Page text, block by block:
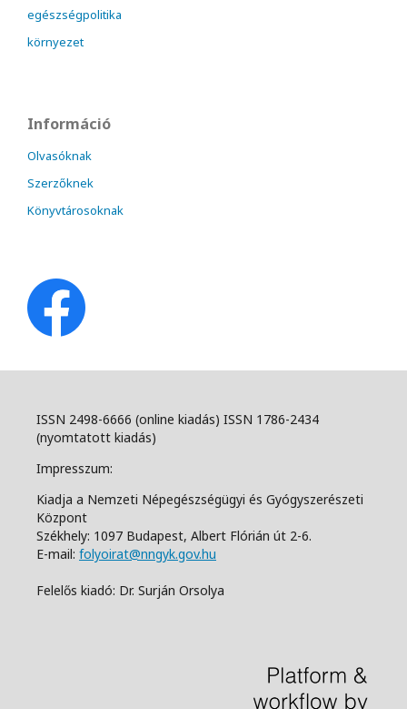
egészségpolitika
környezet
Információ
Olvasóknak
Szerzőknek
Könyvtárosoknak
ISSN 2498-6666 (online kiadás) ISSN 1786-2434
(nyomtatott kiadás)
Impresszum:
Kiadja a Nemzeti Népegészségügyi és Gyógyszerészeti
Központ
Székhely: 1097 Budapest, Albert Flórián út 2-6.
E-mail: folyoirat@nngyk.gov.hu
Felelős kiadó: Dr. Surján Orsolya